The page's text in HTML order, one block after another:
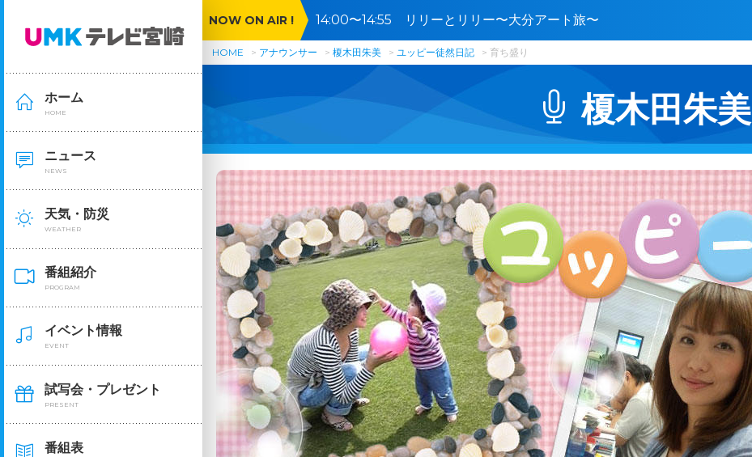
ホーム
HOME
ニュース
NEWS
天気・防災
WEATHER
番組紹介
PROGRAM
イベント情報
EVENT
試写会・プレゼント
PRESENT
番組表
NOW ON AIR ! 14:00〜14:55 リリーとリリー〜大分アート旅〜
HOME アナウンサー 榎木田朱美 ユッピー徒然日記 育ち盛り
榎木田朱美